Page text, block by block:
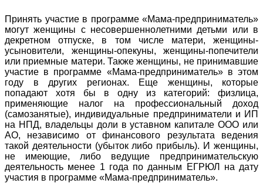
Принять участие в программе «Мама-предприниматель»
могут женщины с несовершеннолетними детьми или в
декретном отпуске, в том числе матери, женщины-
усыновители, женщины-опекуны, женщины-попечители
или приемные матери. Также женщины, не принимавшие
участие в программе «Мама-предприниматель» в этом
году в других регионах. Еще женщины, которые
попадают хотя бы в одну из категорий: физлица,
применяющие налог на профессиональный доход
(самозанятые), индивидуальные предприниматели и ИП
на НПД, владельцы доли в уставном капитале ООО или
АО, независимо от финансового результата ведения
такой деятельности (убыток либо прибыль). И женщины,
не имеющие, либо ведущие предпринимательскую
деятельность менее 1 года по данным ЕГРЮЛ на дату
участия в программе «Мама-предприниматель».